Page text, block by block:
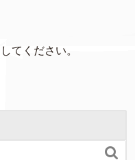
してください。
